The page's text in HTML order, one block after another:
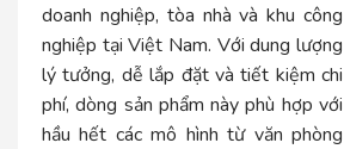
doanh nghiệp, tòa nhà và khu công
nghiệp tại Việt Nam. Với dung lượng
lý tưởng, dễ lắp đặt và tiết kiệm chi
phí, dòng sản phẩm này phù hợp với
hầu hết các mô hình từ văn phòng